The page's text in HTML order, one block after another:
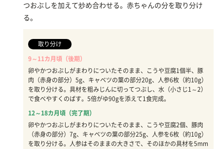
つおぶしを加えて炒め合わせる。赤ちゃんの分を取り分け
る。
取り分け
9～11カ月頃（後期）
卵やかつおぶしがまわりについたそのまま、こうや豆腐1個半、豚
肉（赤身の部分）5g、キャベツの葉の部分20g、人参6枚（約10g）
を取り分ける。具材を粗みじんに切ってつぶし、水（小さじ1～2）
で食べやすくのばす。5倍がゆ90gを添えて1食完成。
12～18カ月頃（完了期）
卵やかつおぶしがまわりについたそのまま、こうや豆腐2個、豚肉
（赤身の部分）7g、キャベツの葉の部分25g、人参を6枚（約10g）
を取り分ける。人参はそのままの大きさで、そのほかの具材を5mm